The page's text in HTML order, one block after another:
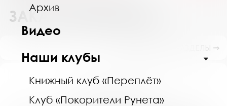
Архив
Видео
Наши клубы
Книжный клуб «Переплёт»
Клуб «Покорители Рунета»
ЗАКАЗ ЛИТЕРАТУРЫ
ПОКАЗАТЬ ПОДРАЗДЕЛЫ ⇒